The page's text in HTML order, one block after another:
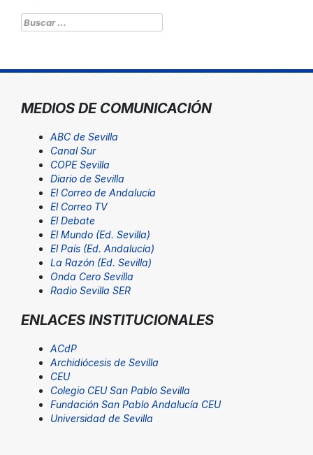
Buscar:
MEDIOS DE COMUNICACIÓN
ABC de Sevilla
Canal Sur
COPE Sevilla
Diario de Sevilla
El Correo de Andalucía
El Correo TV
El Debate
El Mundo (Ed. Sevilla)
El País (Ed. Andalucía)
La Razón (Ed. Sevilla)
Onda Cero Sevilla
Radio Sevilla SER
ENLACES INSTITUCIONALES
ACdP
Archidiócesis de Sevilla
CEU
Colegio CEU San Pablo Sevilla
Fundación San Pablo Andalucía CEU
Universidad de Sevilla